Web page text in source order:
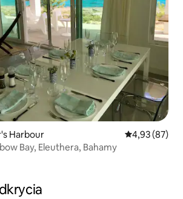
Harbour Średnia
4,93 (87)
Bay, Eleuthera, Bahamy